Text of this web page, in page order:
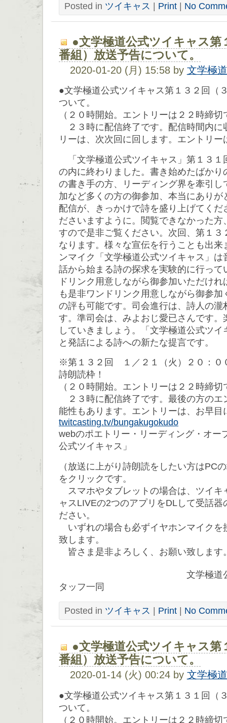
Posted in ツイキャス | Print | No
●文学極道公式ツイキャス第
番組）放送予告について。
2020-01-20 (月) 15:58 by 文学極
●文学極道公式ツイキャス第１３２回（
ついて。
（２０時開始。エントリーは２２時締切
２３時に配信終了です。配信時間内に
リーは、次次回に回します。エントリー
「文学極道公式ツイキャス」第１３１
の内に終わりました。書き始めたばかり
の書き手の方、リーディング界を牽引し
加など多くの方の御参加、本当にありが
配信が、きっかけで詩を盛り上げてくだ
ださいますように。閲覧できなかった方
すので是非ご覧ください。次回、第１３
なります。様々な宣伝を行うことも出来
ンマイク「文学極道公式ツイキャス」
話から始まる詩の探求を実験的に行って
ドリンク用意しながら御参加いただけ
も是非ワンドリンク用意しながら御参
の評も可能です。司会進行は、詩人の瀧
す。準司会は、みよおじ愛已さんです。
していきましょう。「文学極道公式ツ
と発話による詩への新たな提言です。
※第１３２回 １／２１（火）２０：
詩朗読枠！
（２０時開始。エントリーは２２時締切
２３時に配信終了です。最後の方のエ
能性もあります。エントリーは、お早目
twitcasting.tv/bungakugokudo
webのポエトリー・リーディング・オー
公式ツイキャス」
（放送に上がり詩朗読をしたい方はPC
をクリックです。
スマホやタブレットの場合は、ツイキ
ャスLIVEの2つのアプリをDLして受話
ださい。
いずれの場合も必ずイヤホンマイクを
致します。
皆さま是非よろしく、お願い致します
文学極道公式ツイ
タッフ一同
Posted in ツイキャス Print No
●文学極道公式ツイキャス第
番組）放送予告について。
2020-01-14 (火) 00:24 by 文学極
●文学極道公式ツイキャス第１３１回（
ついて。
（２０時開始。エントリーは２２時締切